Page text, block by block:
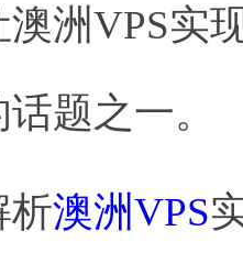
澳洲VPS实
题之一。
析澳洲VPS